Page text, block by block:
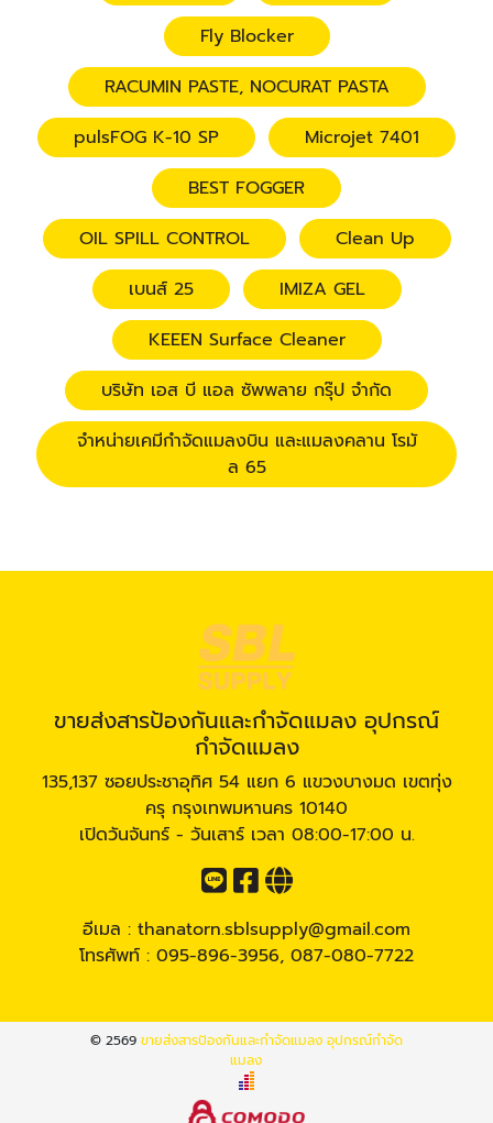
Fly Blocker
RACUMIN PASTE, NOCURAT PASTA
pulsFOG K-10 SP
Microjet 7401
BEST FOGGER
OIL SPILL CONTROL
Clean Up
เบนส์ 25
IMIZA GEL
KEEEN Surface Cleaner
บริษัท เอส บี แอล ซัพพลาย กรุ๊ป จำกัด
จำหน่ายเคมีกำจัดแมลงบิน และแมลงคลาน โรมั
ล 65
ขายส่งสารป้องกันและกำจัดแมลง อุปกรณ์
กำจัดแมลง
135,137 ซอยประชาอุทิศ 54 แยก 6 แขวงบางมด เขตทุ่ง
ครุ กรุงเทพมหานคร 10140
เปิดวันจันทร์ - วันเสาร์ เวลา 08:00-17:00 น.
อีเมล : thanatorn.sblsupply@gmail.com
โทรศัพท์ : 095-896-3956, 087-080-7722
© 2569 ขายส่งสารป้องกันและกำจัดแมลง อุปกรณ์กำจัด
แมลง